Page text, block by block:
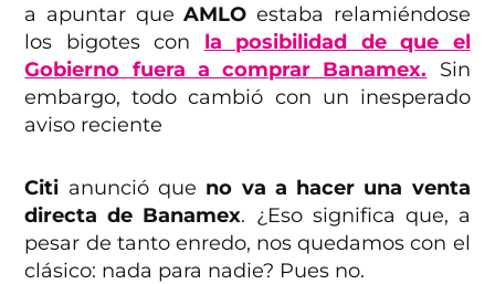
a apuntar queAMLO estaba relamiéndose
los bigotes con la posibilidad de que el
Gobierno fuera a comprar Banamex.
Sin
embargo, todo cambió con un inesperado
aviso reciente
Citi anunció que no va a hacer una venta
directa de Banamex. ¿Eso significa que, a
pesar de tanto enredo, nos quedamos con el
clásico: nada para nadie? Pues no.